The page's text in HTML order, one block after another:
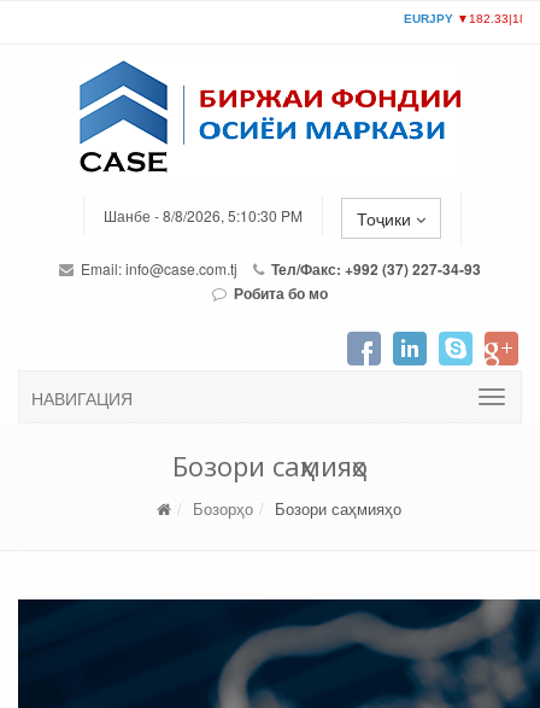
Шанбе - 8/8/2026, 5:10:30 PM Тоҷики
Email:info@case.com.tj
Тел/Факс: +992 (37) 227-34-93
Робита бо мо
НАВИГАЦИЯ
Бозори саҳмияҳо
Бозорҳо Бозори саҳмияҳо